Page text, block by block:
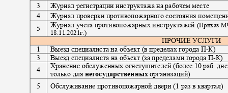
3
4
Журнал регистрации инструктажа на рабочем месте
Журнал проверки противопожарного состояния
Журнал учета противопожарных инструктажей (Приказ
18.11.2021г.)
5
ПРОЧИЕ УСЛУГИ
1
3
Выезд специалиста на объект (в пределах города П-К)
Выезд специалиста на объект (за пределами города П-К)
Хранение обслуженных огнетушителей (более 10 раб.
только длянегосударственныхорганизаций)
4
5
Обслуживание противопожарной двери (1 раз в квартал)